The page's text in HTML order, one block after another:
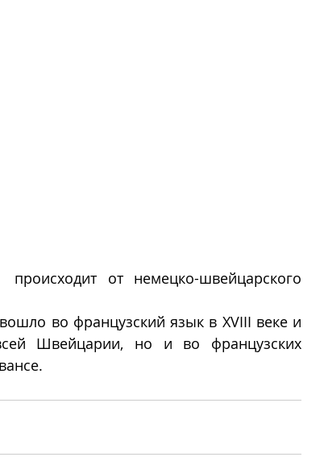
происходит от немецко-швейцарского
во французский язык в XVIII веке и
Швейцарии, но и во французских